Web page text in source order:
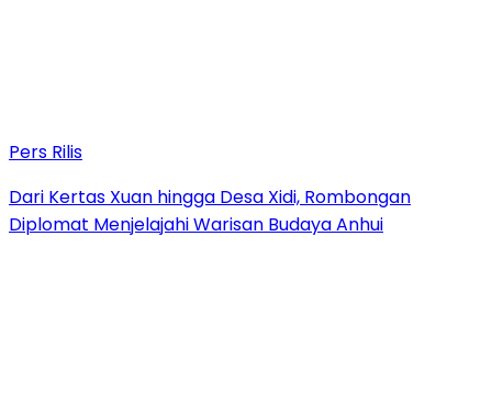
Pers Rilis
Dari Kertas Xuan hingga Desa Xidi, Rombongan
Diplomat Menjelajahi Warisan Budaya Anhui